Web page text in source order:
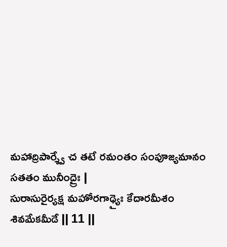
మహాద్రిపార్శ్వే చ తటే రమంతం సంపూజ్యమానం
సతతం మునీంద్రైః |
సురాసురైర్యక్ష మహోరగాఢ్యైః కేదారమీశం
శివమేకమీడే || 11 ||